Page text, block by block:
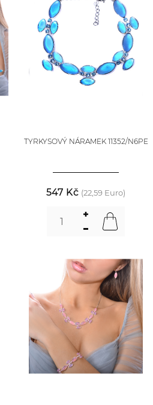
TYRKYSOVÝ NÁRAMEK 11352/N6PE
547 Kč (22,59 Euro)